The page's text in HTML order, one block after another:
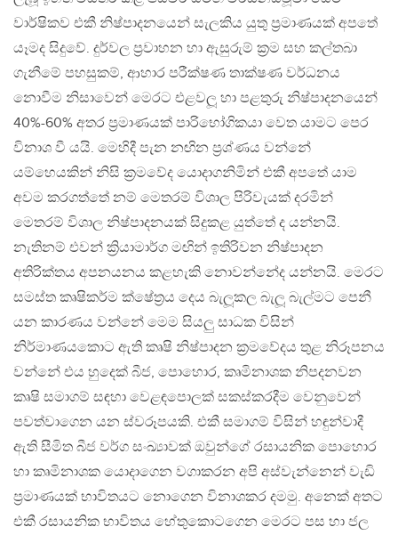
වාර්ෂිකව එකී නිෂ්පාදනයෙන් සැලකිය යුතු ප්‍රමාණයක් අපතේ
යෑමද සිදුවේ. දුර්වල ප්‍රවාහන හා ඇසුරුම් ක්‍රම සහ කල්තබා
ගැනීමේ පහසුකම්, ආහාර පරීක්ෂණ තාක්ෂණ වර්ධනය
නොවීම නිසාවෙන් මෙරට එළවලූ‍ හා පළතුරු නිෂ්පාදනයෙන්
40%-60% අතර ප්‍රමාණයක් පාරිභෝගිකයා වෙත යාමට පෙර
විනාශ වී යයි. මෙහිදී පැන නඟින ප්‍රශ්ණය වන්නේ
යම්හෙයකින් නිසි ක්‍රමවේද යොදාගනිමින් එකී අපතේ යාම
අවම කරගත්තේ නම් මෙතරම් විශාල පිරිවැයක් දරමින්
මෙතරම් විශාල නිෂ්පාදනයක් සිදුකළ යුත්තේ ද යන්නයි.
නැතිනම් එවන් ක්‍රියාමාර්ග මඟින් ඉතිරිවන නිෂ්පාදන
අතිරික්තය අපනයනය කළහැකි නොවන්නේද යන්නයි. මෙරට
සමස්ත කෘෂිකර්ම ක්ෂේත්‍රය දෙය බැලූකල බැලූ බැල්මට පෙනී
යන කාරණය වන්නේ මෙම සියලු සාධක විසින්
නිර්මාණයකොට ඇති කෘෂි නිෂ්පාදන ක්‍රමවේදය තුළ නිරූපනය
වන්නේ එය හුදෙක් බීජ, පොහොර, කෘමිනාශක නිපදනවන
කෘෂි සමාගම් සඳහා වෙළඳපොලක් සකස්කරදීම වෙනුවෙන්
පවත්වාගෙන යන ස්වරූපයකි. එකී සමාගම් විසින් හඳුන්වාදී
ඇති සීමිත බීජ වර්ග සංඛ්‍යාවක් ඔවුන්ගේ රසායනික පොහොර
හා කෘමිනාශක යොදාගෙන වගාකරන අපි අස්වැන්නෙන් වැඩි
ප්‍රමාණයක් භාවිතයට නොගෙන විනාශකර දමමු. අනෙක් අතට
එකී රසායනික භාවිතය හේතුකොටගෙන මෙරට පස හා ජල